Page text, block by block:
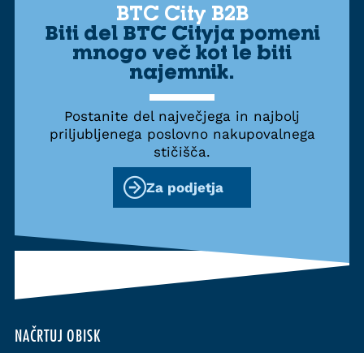
NAČRTUJ OBISK
BTC City B2B
Biti del BTC Cityja pomeni
mnogo več kot le biti
najemnik.
Postanite del največjega in najbolj
priljubljenega poslovno nakupovalnega
stičišča.
Za podjetja